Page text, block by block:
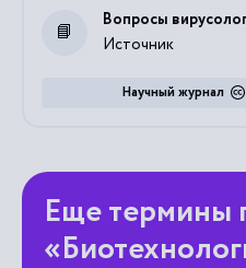
Источник
Вопросы
Научный журнал
Еще термины